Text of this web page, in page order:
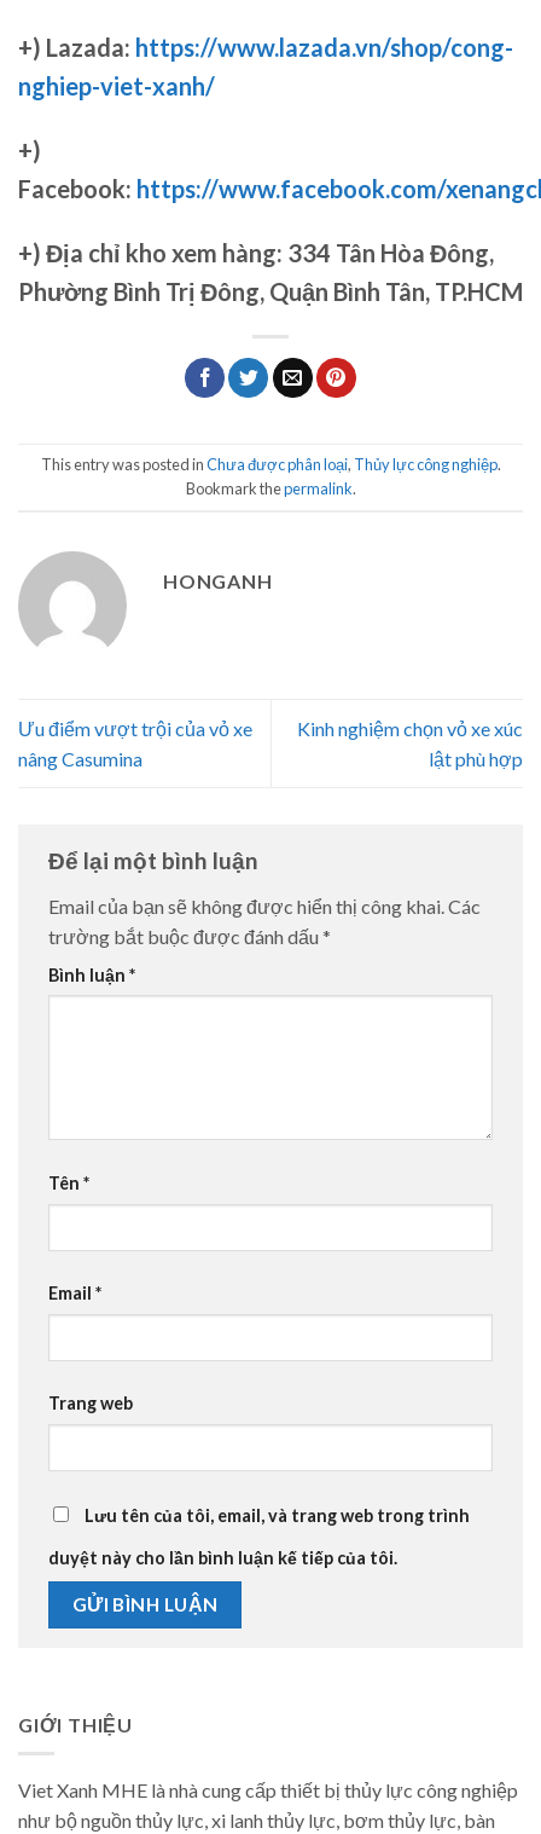
+) Lazada: https://www.lazada.vn/shop/cong-
nghiep-viet-xanh/
+)
Facebook: https://www.facebook.com/
+) Địa chỉ kho xem hàng: 334 Tân Hòa Đông,
Phường Bình Trị Đông, Quận Bình Tân, TP.HCM
This entry was posted inChưa được phân loại, Thủy lực công nghiệp.
Bookmark thepermalink.
HONGANH
Ưu điểm vượt trội của vỏ xe
nâng Casumina
Kinh nghiệm chọn vỏ xe xúc
lật phù hợp
Để lại một bình luận
Email của bạn sẽ không được hiển thị công khai. Các
trường bắt buộc được đánh dấu *
Bình luận *
Tên *
Email *
Trang web
Lưu tên của tôi, email, và trang web trong trình
duyệt này cho lần bình luận kế tiếp của tôi.
GIỚI THIỆU
Viet Xanh MHE là nhà cung cấp thiết bị thủy lực công nghiệp
như bộ nguồn thủy lực, xi lanh thủy lực, bơm thủy lực, bàn